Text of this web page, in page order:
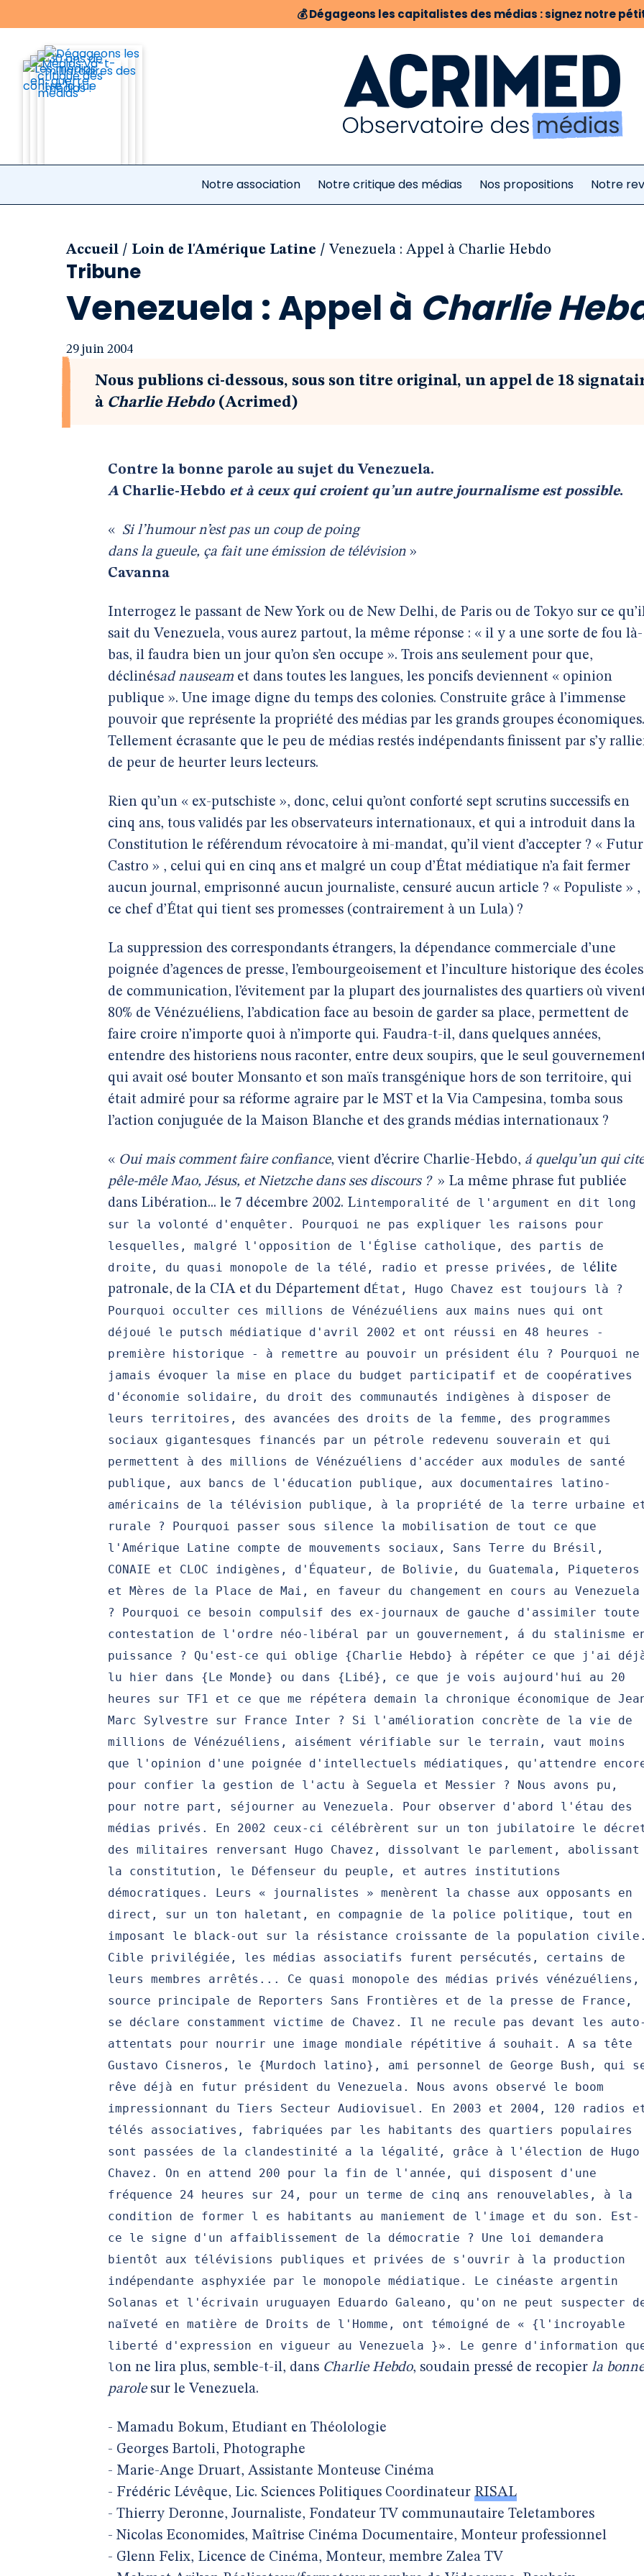
💰Dégageons les capitalistes des médias : signez notre
Notre association Notre critique des médias Nos propositions Notre
Accueil / Loin de l'Amérique Latine / Venezuela : Appel à Charlie Hebdo
Tribune
Venezuela : Appel à Charlie
29 juin 2004
Nous publions ci-dessous, sous son titre original, un appel de 18
à Charlie Hebdo(Acrimed)
Contre la bonne parole au sujet du Venezuela.
A Charlie-Hebdo et à ceux qui croient qu’un autre journalisme est possible.
« Si l’humour n’est pas un coup de poing
dans la gueule, ça fait une émission de télévision »
Cavanna
Interrogez le passant de New York ou de New Delhi, de Paris ou de Tokyo sur ce
sait du Venezuela, vous aurez partout, la même réponse : « il y a une sorte de fou là-
bas, il faudra bien un jour qu’on s’en occupe ». Trois ans seulement pour que,
déclinésad nauseam et dans toutes les langues, les poncifs deviennent « opinion
publique ». Une image digne du temps des colonies. Construite grâce à l’immense
pouvoir que représente la propriété des médias par les grands groupes économiques.
Tellement écrasante que le peu de médias restés indépendants finissent par s’y
de peur de heurter leurs lecteurs.
Rien qu’un « ex-putschiste », donc, celui qu’ont conforté sept scrutins successifs en
cinq ans, tous validés par les observateurs internationaux, et qui a introduit dans la
Constitution le référendum révocatoire à mi-mandat, qu’il vient d’accepter ? « Futur
Castro » , celui qui en cinq ans et malgré un coup d’État médiatique n’a fait fermer
aucun journal, emprisonné aucun journaliste, censuré aucun article ? « Populiste » ,
ce chef d’État qui tient ses promesses (contrairement à un Lula) ?
La suppression des correspondants étrangers, la dépendance commerciale d’une
poignée d’agences de presse, l’embourgeoisement et l’inculture historique des écoles
de communication, l’évitement par la plupart des journalistes des quartiers où
80% de Vénézuéliens, l’abdication face au besoin de garder sa place, permettent de
faire croire n’importe quoi à n’importe qui. Faudra-t-il, dans quelques années,
entendre des historiens nous raconter, entre deux soupirs, que le seul
qui avait osé bouter Monsanto et son maïs transgénique hors de son territoire, qui
était admiré pour sa réforme agraire par le MST et la Via Campesina, tomba sous
l’action conjuguée de la Maison Blanche et des grands médias internationaux ?
« Oui mais comment faire confiance, vient d’écrire Charlie-Hebdo, á quelqu’un qui cite
pêle-mêle Mao, Jésus, et Nietzche dans ses discours ? » La même phrase fut publiée
dans Libération... le 7 décembre 2002. Lintemporalité de l'argument en dit long
sur la volonté d'enquêter. Pourquoi ne pas expliquer les raisons pour
lesquelles, malgré l'opposition de l'Église catholique, des partis de
droite, du quasi monopole de la télé, radio et presse privées, de lélite
patronale, de la CIA et du Département dÉtat, Hugo Chavez est toujours là ?
Pourquoi occulter ces millions de Vénézuéliens aux mains nues qui ont
déjoué le putsch médiatique d'avril 2002 et ont réussi en 48 heures -
première historique - à remettre au pouvoir un président élu ? Pourquoi ne
jamais évoquer la mise en place du budget participatif et de coopératives
d'économie solidaire, du droit des communautés indigènes à disposer de
leurs territoires, des avancées des droits de la femme, des programmes
sociaux gigantesques financés par un pétrole redevenu souverain et qui
permettent à des millions de Vénézuéliens d'accéder aux modules de santé
publique, aux bancs de l'éducation publique, aux documentaires latino-
américains de la télévision publique, à la propriété de la terre urbaine
rurale ? Pourquoi passer sous silence la mobilisation de tout ce que
l'Amérique Latine compte de mouvements sociaux, Sans Terre du Brésil,
CONAIE et CLOC indigènes, d'Équateur, de Bolivie, du Guatemala, Piqueteros
et Mères de la Place de Mai, en faveur du changement en cours au Venezuela
? Pourquoi ce besoin compulsif des ex-journaux de gauche d'assimiler toute
contestation de l'ordre néo-libéral par un gouvernement, á du stalinisme
puissance ? Qu'est-ce qui oblige {Charlie Hebdo} à répéter ce que j'ai
lu hier dans {Le Monde} ou dans {Libé}, ce que je vois aujourd'hui au 20
heures sur TF1 et ce que me répétera demain la chronique économique de
Marc Sylvestre sur France Inter ? Si l'amélioration concrète de la vie de
millions de Vénézuéliens, aisément vérifiable sur le terrain, vaut moins
que l'opinion d'une poignée d'intellectuels médiatiques, qu'attendre
pour confier la gestion de l'actu à Seguela et Messier ? Nous avons pu,
pour notre part, séjourner au Venezuela. Pour observer d'abord l'étau des
médias privés. En 2002 ceux-ci célébrèrent sur un ton jubilatoire le
des militaires renversant Hugo Chavez, dissolvant le parlement, abolissant
la constitution, le Défenseur du peuple, et autres institutions
démocratiques. Leurs « journalistes » menèrent la chasse aux opposants en
direct, sur un ton haletant, en compagnie de la police politique, tout en
imposant le black-out sur la résistance croissante de la population
Cible privilégiée, les médias associatifs furent persécutés, certains de
leurs membres arrêtés... Ce quasi monopole des médias privés vénézuéliens,
source principale de Reporters Sans Frontières et de la presse de France,
se déclare constamment victime de Chavez. Il ne recule pas devant les
attentats pour nourrir une image mondiale répétitive á souhait. A sa tête
Gustavo Cisneros, le {Murdoch latino}, ami personnel de George Bush, qui
rêve déjà en futur président du Venezuela. Nous avons observé le boom
impressionnant du Tiers Secteur Audiovisuel. En 2003 et 2004, 120 radios
télés associatives, fabriquées par les habitants des quartiers populaires
sont passées de la clandestinité a la légalité, grâce à l'élection de Hugo
Chavez. On en attend 200 pour la fin de l'année, qui disposent d'une
fréquence 24 heures sur 24, pour un terme de cinq ans renouvelables, à la
condition de former l es habitants au maniement de l'image et du son. Est-
ce le signe d'un affaiblissement de la démocratie ? Une loi demandera
bientôt aux télévisions publiques et privées de s'ouvrir à la production
indépendante asphyxiée par le monopole médiatique. Le cinéaste argentin
Solanas et l'écrivain uruguayen Eduardo Galeano, qu'on ne peut suspecter
naïveté en matière de Droits de l'Homme, ont témoigné de « {l'incroyable
liberté d'expression en vigueur au Venezuela }». Le genre d'information
lon ne lira plus, semble-t-il, dans Charlie Hebdo, soudain pressé de recopier la bonne
parolesur le Venezuela.
- Mamadu Bokum, Etudiant en Théolologie
- Georges Bartoli, Photographe
- Marie-Ange Druart, Assistante Monteuse Cinéma
- Frédéric Lévêque, Lic. Sciences Politiques Coordinateur RISAL
- Thierry Deronne, Journaliste, Fondateur TV communautaire Teletambores
- Nicolas Economides, Maîtrise Cinéma Documentaire, Monteur professionnel
- Glenn Felix, Licence de Cinéma, Monteur, membre Zalea TV